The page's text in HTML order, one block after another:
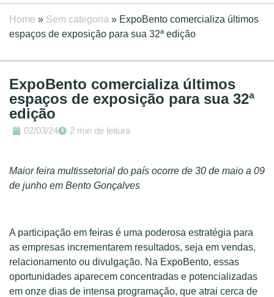
Home » Sem categoria » ExpoBento comercializa últimos
espaços de exposição para sua 32ª edição
ExpoBento comercializa últimos
espaços de exposição para sua 32ª
edição
02/03/24 2 min de leitura
Maior feira multissetorial do país ocorre de 30 de maio a 09
de junho em Bento Gonçalves
A participação em feiras é uma poderosa estratégia para
as empresas incrementarem resultados, seja em vendas,
relacionamento ou divulgação. Na ExpoBento, essas
oportunidades aparecem concentradas e potencializadas
em onze dias de intensa programação, que atrai cerca de